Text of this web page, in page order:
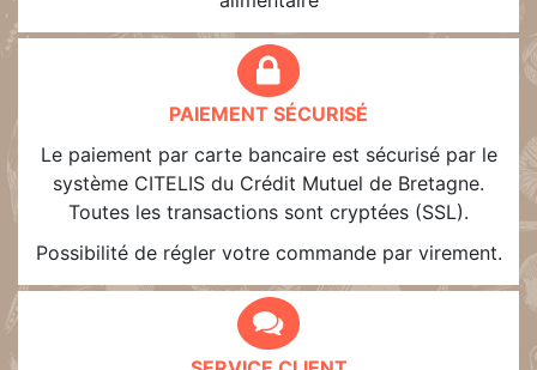
PAIEMENT SÉCURISÉ
Le paiement par carte bancaire est sécurisé par le
système CITELIS du Crédit Mutuel de Bretagne.
Toutes les transactions sont cryptées (SSL).
Possibilité de régler votre commande par virement.